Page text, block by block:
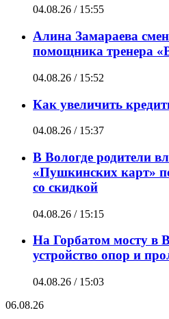
04.08.26 / 15:55
Алина Замараева
помощника тренера
04.08.26 / 15:52
Как увеличить
04.08.26 / 15:37
В Вологде родители
«Пушкинских карт»
со скидкой
04.08.26 / 15:15
На Горбатом мосту в
устройство опор и
04.08.26 / 15:03
06.08.26